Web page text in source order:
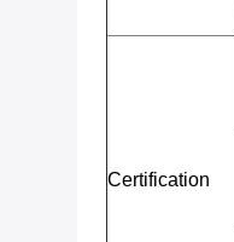
Certification